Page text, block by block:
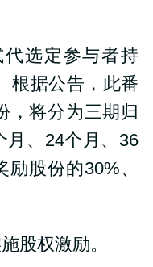
选定参与者持
根据公告，此番
，将分为三期归
月、24个月、36
股份的30%、
股权激励。